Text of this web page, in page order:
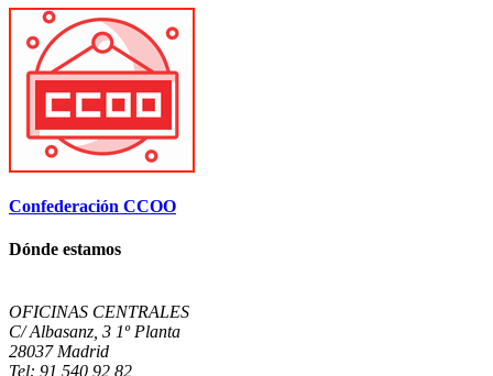
Confederación CCOO
Dónde estamos
OFICINAS CENTRALES
C/ Albasanz, 3 1º Planta
28037 Madrid
Tel: 91 540 92 82